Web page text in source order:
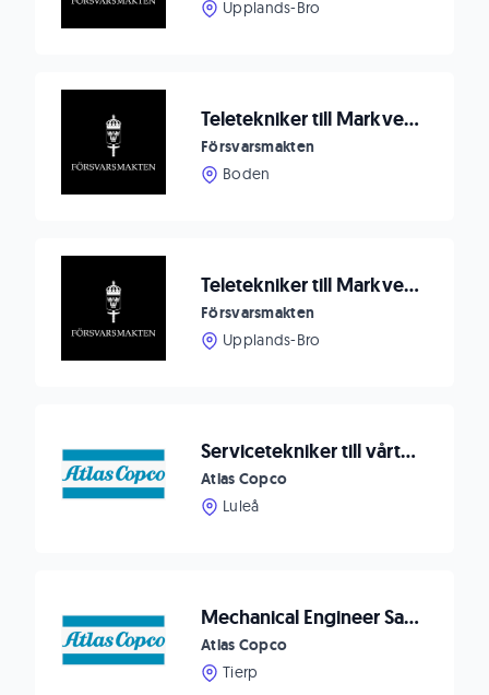
Upplands-Bro
Teletekniker till Markverkstaden i Boden
Försvarsmakten
Boden
Teletekniker till Markverkstaden Kungsängen
Försvarsmakten
Upplands-Bro
Servicetekniker till vårt ITSAB/Atlas Copco-team i Luleå
Atlas Copco
Luleå
Mechanical Engineer Saltus
Atlas Copco
Tierp